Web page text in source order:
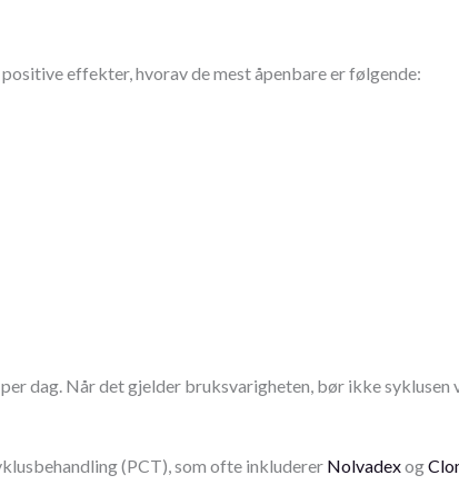
effekter, hvorav de mest åpenbare er følgende:
dag. Når det gjelder bruksvarigheten, bør ikke syklusen
(PCT), som ofte inkluderer Nolvadexog